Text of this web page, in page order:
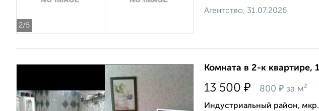
2/5
Агентство, 31.07.2026
Комната в 2-к квартире,
13 500 ₽ 800 ₽ за м²
Индустриальный район,